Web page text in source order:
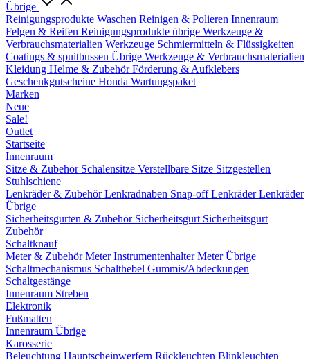
Übrige
Reinigungsprodukte Waschen Reinigen & Polieren Innenraum
Felgen & Reifen Reinigungsprodukte übrige Werkzeuge &
Verbrauchsmaterialien Werkzeuge Schmiermitteln & Flüssigkeiten
Coatings & spuitbussen Übrige Werkzeuge & Verbrauchsmaterialien
Kleidung Helme & ZubehörFörderung & Aufklebers
Geschenkgutscheine Honda Wartungspaket
Marken
Neue
Sale!
Outlet
Startseite
Innenraum
Sitze & Zubehör Schalensitze Verstellbare Sitze Sitzgestellen
Stuhlschiene
Lenkräder & ZubehörLenkradnaben Snap-offLenkräderLenkräder
Übrige
Sicherheitsgurten & Zubehör Sicherheitsgurt Sicherheitsgurt
Zubehör
Schaltknauf
Meter & ZubehörMeterInstrumentenhalterMeter Übrige
Schaltmechanismus Schalthebel Gummis/Abdeckungen
Schaltgestänge
Innenraum Streben
Elektronik
Fußmatten
Innenraum Übrige
Karosserie
Beleuchtung Hauptscheinwerfern Rückleuchten Blinkleuchten